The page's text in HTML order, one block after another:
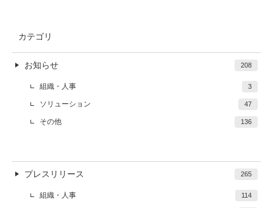
カテゴリ
お知らせ 208
組織・人事 3
ソリューション 47
その他 136
プレスリリース 265
組織・人事 114